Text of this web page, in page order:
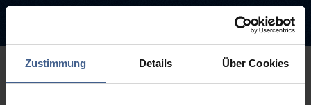
Zustimmung Details Über Cookies